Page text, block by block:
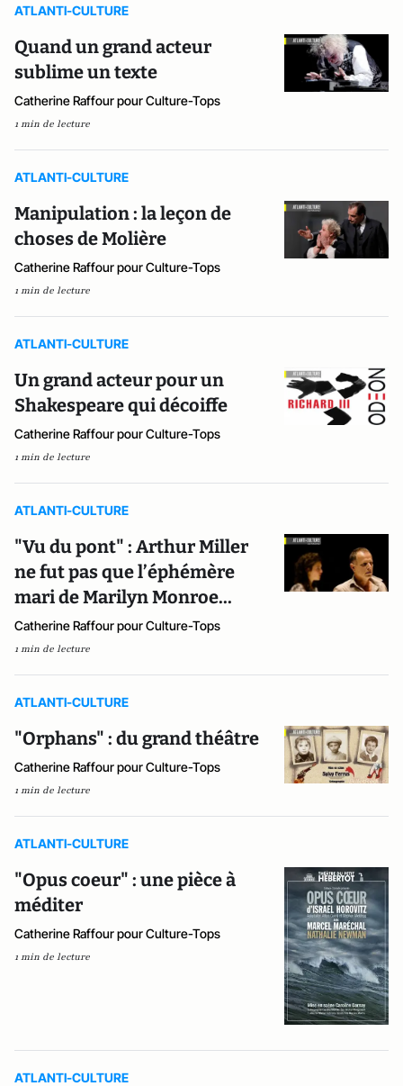
ATLANTI-CULTURE
Quand un grand acteur
sublime un texte
Catherine Raffour pour Culture-Tops
1 min de lecture
ATLANTI-CULTURE
Manipulation : la leçon de
choses de Molière
Catherine Raffour pour Culture-Tops
1 min de lecture
ATLANTI-CULTURE
Un grand acteur pour un
Shakespeare qui décoiffe
Catherine Raffour pour Culture-Tops
1 min de lecture
ATLANTI-CULTURE
"Vu du pont" : Arthur Miller
ne fut pas que l’éphémère
mari de Marilyn Monroe...
Catherine Raffour pour Culture-Tops
1 min de lecture
ATLANTI-CULTURE
"Orphans" : du grand théâtre
Catherine Raffour pour Culture-Tops
1 min de lecture
ATLANTI-CULTURE
"Opus coeur" : une pièce à
méditer
Catherine Raffour pour Culture-Tops
1 min de lecture
ATLANTI-CULTURE